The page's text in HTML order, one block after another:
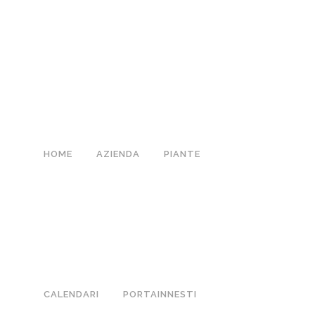
HOME AZIENDA PIANTE
CALENDARI PORTAINNESTI